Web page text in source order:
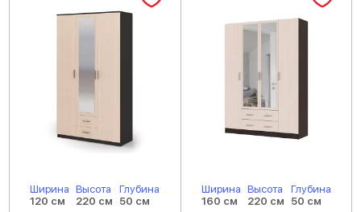
Ширина
120 см
Высота
220 см
Глубина
50 см
Ширина
160 см
Высота
220 см
Глубина
50 см